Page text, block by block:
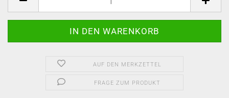
AUF DEN MERKZETTEL
FRAGE ZUM PRODUKT